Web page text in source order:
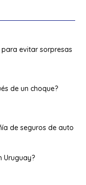
para evitar sorpresas
de un choque?
de seguros de auto
Uruguay?